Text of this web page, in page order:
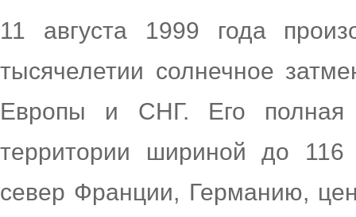
11 августа 1999 года
тысячелетии солнечное
Европы и СНГ. Его
территории шириной до 116
север Франции, Германию,